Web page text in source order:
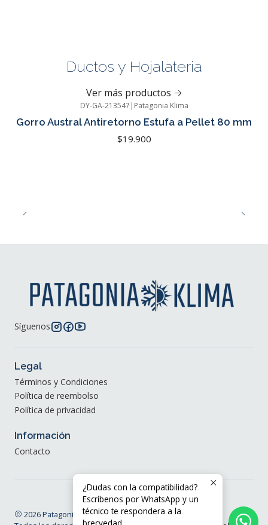
Ductos y Hojalateria
Ver más productos
DY-GA-213547 | Patagonia Klima
Gorro Austral Antiretorno Estufa a Pellet 80 mm
$19.900
Síguenos
Legal
Términos y Condiciones
Política de reembolso
Política de privacidad
Información
Contacto
2026 Patagonia Klima®.
¿Dudas con la compatibilidad?
Escríbenos por WhatsApp y un
técnico te respondera a la